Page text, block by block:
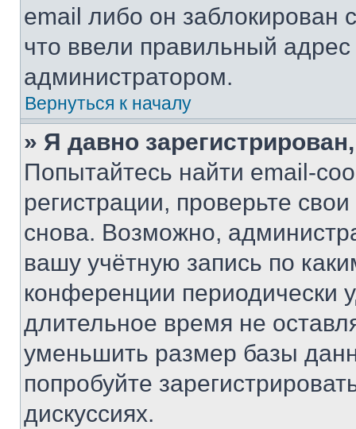
email либо он
что ввели правильный адрес
администратором.
Вернуться к началу
» Я давно
Попытайтесь найти email-
регистрации, проверьте
снова. Возможно,
вашу учётную запись по
конференции периодически
длительное время не
уменьшить размер базы
попробуйте
дискуссиях.